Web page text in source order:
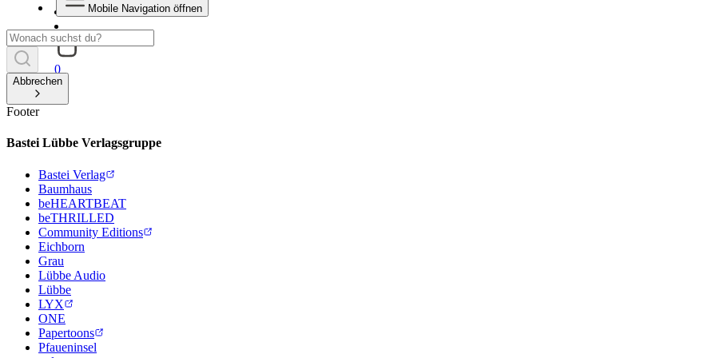
0
Mobile Navigation öffnen
Abbrechen
Footer
Bastei Lübbe Verlagsgruppe
Bastei Verlag
Baumhaus
beHEARTBEAT
beTHRILLED
Community Editions
Eichborn
Grau
Lübbe Audio
Lübbe
LYX
ONE
Papertoons
Pfaueninsel